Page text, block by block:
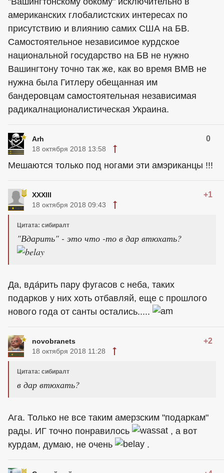
американских глобалистских интересах по
присутствию и влиянию самих США на БВ.
Самостоятельное независимое курдское
национальной государство на БВ не нужно
Вашингтону точно так же, как во время ВМВ не
нужна была Гитлеру обещанная им
бандеровцам самостоятельная независимая
радикалнационалистическая Украина.
Arh 0
18 октября 2018 13:58
Мешаются только под ногами эти амэриканцы !!!
XXXIII +1
18 октября 2018 09:43
Цитата: сибиралт
"Вдарить" - это что -то в дар втюхать?
Да, вда́рить пару фугасов с неба, таких
подарков у них хоть отбавляй, еще с прошлого
нового года от санты остались.....
novobranets +2
18 октября 2018 11:28
Цитата: сибиралт
в дар втюхать?
Ага. Только не все таким амерзским "подаркам"
рады. ИГ точно понравилось
, а вот
курдам, думаю, не очень
.